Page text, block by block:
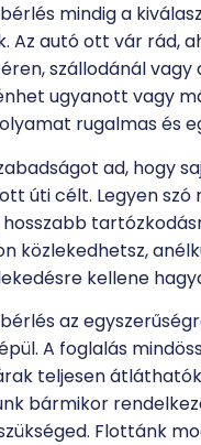
mindig a
Az autó ott vár rád,
szállodánál vagy
ugyanott vagy
rugalmas és
ad, hogy
úti célt. Legyen szó
közlekedhetsz,
kellene
az
A foglalás
teljesen
bármikor
Flottánk